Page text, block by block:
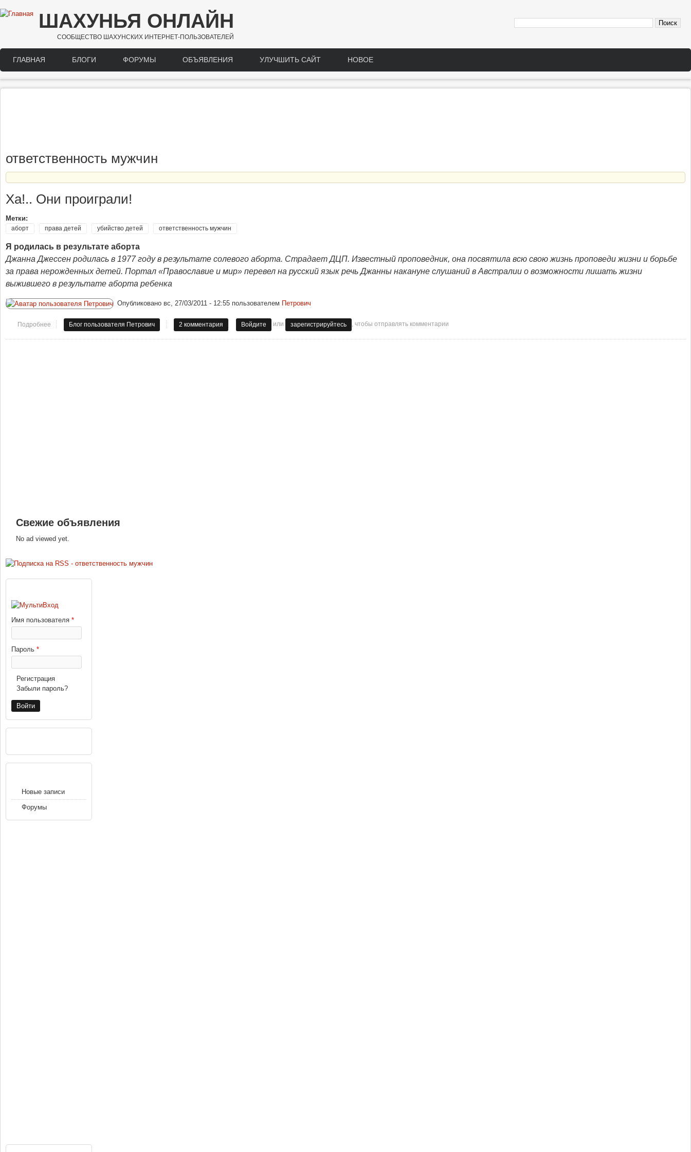
Перейти к основному содержанию
ШАХУНЬЯ ОНЛАЙН
СООБЩЕСТВО ШАХУНСКИХ ИНТЕРНЕТ-ПОЛЬЗОВАТЕЛЕЙ
Main menu
ГЛАВНАЯ БЛОГИ ФОРУМЫ ОБЪЯВЛЕНИЯ УЛУЧШИТЬ САЙТ НОВОЕ
ответственность мужчин
Ха!.. Они проиграли!
Метки:
аборт права детей убийство детей ответственность мужчин
Я родилась в результате аборта
Джанна Джессен родилась в 1977 году в результате солевого аборта. Страдает ДЦП. Известный проповедник, она посвятила всю свою жизнь проповеди жизни и борьбе
за права нерожденных детей. Портал «Православие и мир» перевел на русский язык речь Джанны накануне слушаний в Австралии о возможности лишать жизни
выжившего в результате аборта ребенка
Опубликовано вс, 27/03/2011 - 12:55пользователем Петрович
Подробнее о Ха!.. Они проиграли!
Блог пользователя Петрович 2 комментария Войдите или зарегистрируйтесь , чтобы отправлять комментарии
Свежие объявления
No ad viewed yet.
Имя пользователя *
Пароль *
Регистрация
Забыли пароль?
Новые записи
Форумы